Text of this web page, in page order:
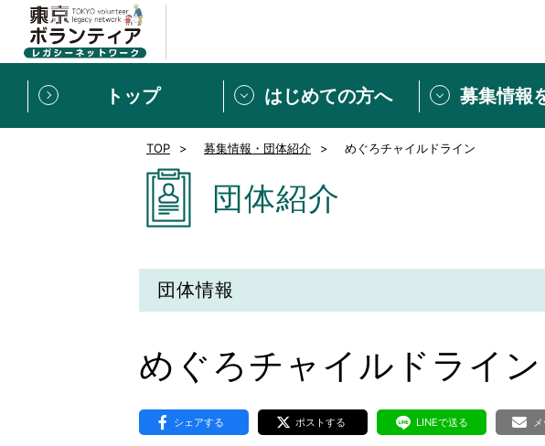
トップ はじめての方へ
新規登録 ボランティアをしたい方は
募集情報
募集情報
[個人] 体験談
ボランティアの広場
新着記事一覧
東京2020大会の軌跡
TOP 募集情報・団体紹介 めぐろチャイルドライン
団体紹介
団体情報
めぐろチャイルドライン
シェアする ポストする LINEで送る